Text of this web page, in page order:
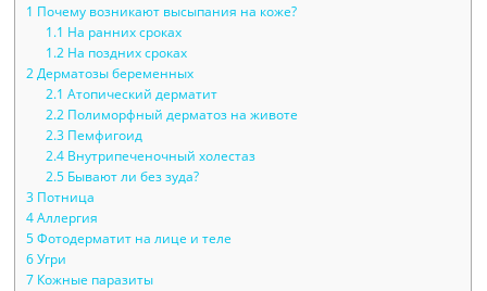
1 Почему возникают высыпания на коже?
1.1 На ранних сроках
1.2На поздних сроках
2 Дерматозы беременных
2.1 Атопический дерматит
2.2Полиморфный дерматоз на животе
2.3Пемфигоид
2.4Внутрипеченочный холестаз
2.5Бывают ли без зуда?
3 Потница
4 Аллергия
5 Фотодерматит на лице и теле
6 Угри
7 Кожные паразиты